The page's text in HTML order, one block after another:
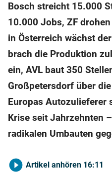
Bosch streicht 15.000
10.000 Jobs, ZF
in Österreich wächst
brach die Produktion
ein, AVL baut 350
Großpetersdorf über
Europas Autozulieferer
Krise seit Jahrzehnten
radikalen Umbauten
Artikel anhören 16:11